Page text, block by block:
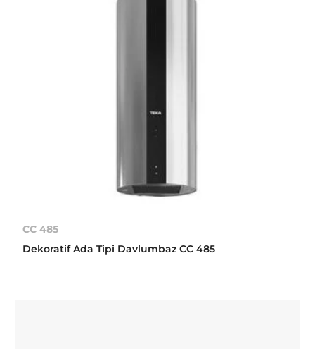
CC 485
Dekoratif Ada Tipi Davlumbaz CC 485